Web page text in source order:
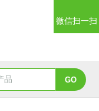
微信扫一扫